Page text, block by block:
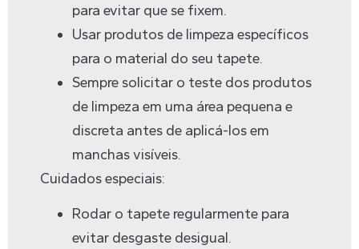
para evitar que se fixem.
Usar produtos de limpeza específicos
para o material do seu tapete.
Sempre solicitar o teste dos produtos
de limpeza em uma área pequena e
discreta antes de aplicá-los em
manchas visíveis.
Cuidados especiais:
Rodar o tapete regularmente para
evitar desgaste desigual.